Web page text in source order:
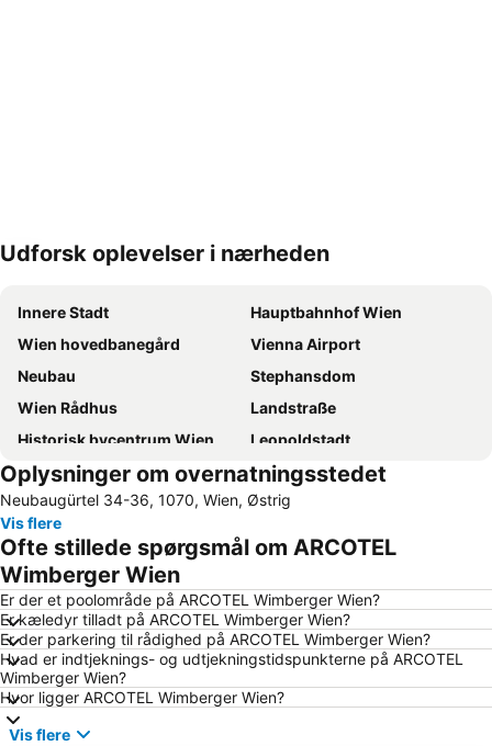
Udvid kort
Udforsk oplevelser i nærheden
Innere Stadt
Hauptbahnhof Wien
Wien hovedbanegård
Vienna Airport
Neubau
Stephansdom
Wien Rådhus
Landstraße
Historisk bycentrum Wien
Leopoldstadt
Mariahilf
Rathauspark
Naschmarkt
Schönbrunn Slot
Staatsoper
Hofburg slottet
Sankt Anton von Padua Wien 15
Josefstadt
Wien Mitte - The Mall
Wien Westbahnhof Banegård
Wiener Stadthalle
Karlskirche
Alte Donau
Mariahilferstrasse
Albertina
Parndorf Designer Outlet
Oplysninger om overnatningsstedet
Neubaugürtel 34-36, 1070, Wien, Østrig
Vis flere
Ofte stillede spørgsmål om ARCOTEL
Wimberger Wien
Er der et poolområde på ARCOTEL Wimberger Wien?
Er kæledyr tilladt på ARCOTEL Wimberger Wien?
Er der parkering til rådighed på ARCOTEL Wimberger Wien?
Hvad er indtjeknings- og udtjekningstidspunkterne på ARCOTEL
Wimberger Wien?
Hvor ligger ARCOTEL Wimberger Wien?
Vis flere